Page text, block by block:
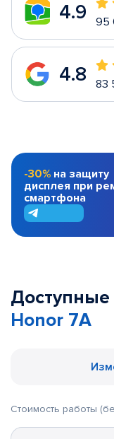
4.9 95
4.8 83
-30% на защиту
дисплея при
смартфона
Honor 7A
Стоимость работы